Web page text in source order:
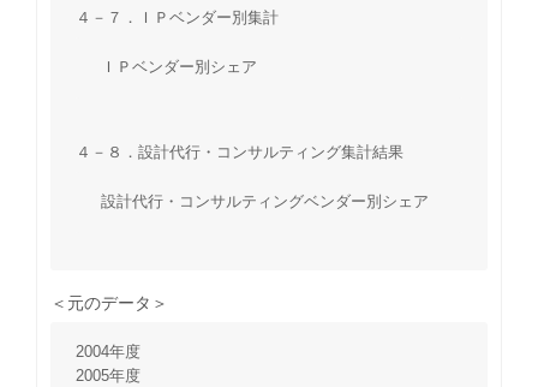
４－７．ＩＰベンダー別集計
ＩＰベンダー別シェア
４－８．設計代行・コンサルティング集計結果
設計代行・コンサルティングベンダー別シェア
＜元のデータ＞
2004年度
2005年度